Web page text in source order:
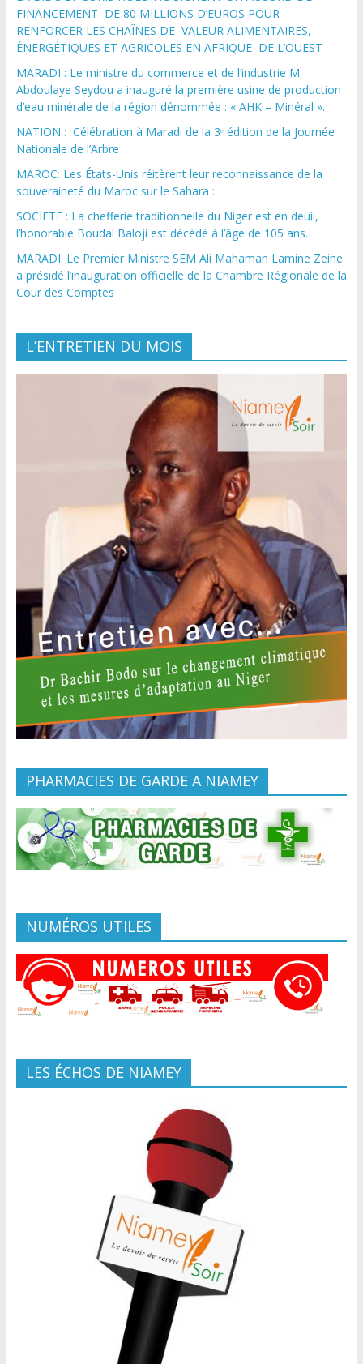
FINANCEMENT DE 80 MILLIONS D’EUROS POUR
RENFORCER LES CHAÎNES DE VALEUR ALIMENTAIRES,
ÉNERGÉTIQUES ET AGRICOLES EN AFRIQUE DE L’OUEST
MARADI : Le ministre du commerce et de l’industrie M.
Abdoulaye Seydou a inauguré la première usine de production
d’eau minérale de la région dénommée : « AHK – Minéral ».
NATION : Célébration à Maradi de la 3ᵉ édition de la Journée
Nationale de l’Arbre
MAROC: Les États-Unis réitèrent leur reconnaissance de la
souveraineté du Maroc sur le Sahara :
SOCIETE : La chefferie traditionnelle du Niger est en deuil,
l’honorable Boudal Baloji est décédé à l’âge de 105 ans.
MARADI: Le Premier Ministre SEM Ali Mahaman Lamine Zeine
a présidé l’inauguration officielle de la Chambre Régionale de la
Cour des Comptes
L’ENTRETIEN DU MOIS
PHARMACIES DE GARDE A NIAMEY
NUMÉROS UTILES
LES ÉCHOS DE NIAMEY